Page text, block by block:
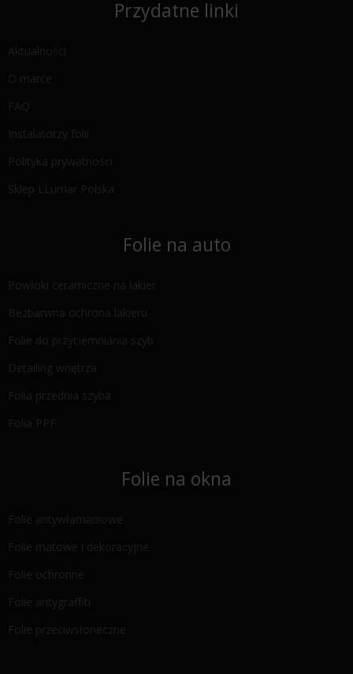
Przydatne linki
Aktualności
O marce
FAQ
Instalatorzy folii
Polityka prywatności
Sklep LLumar Polska
Folie na auto
Powłoki ceramiczne na lakier
Bezbarwna ochrona lakieru
Folie do przyciemniania szyb
Detailing wnętrza
Folia przednia szyba
Folia PPF
Folie na okna
Folie antywłamaniowe
Folie matowe i dekoracyjne
Folie ochronne
Folie antygraffiti
Folie przeciwsłoneczne